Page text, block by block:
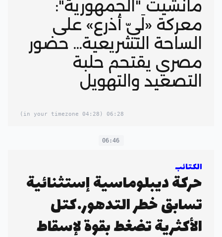
مانشيت "الجمهورية":
معركة «لَيّ أذرع» على
الساحة التشريعية... حضور
مصري يقتحم حلبة
التصعيد والتهويل
06:28
(04:28 in your timezone)
06:46
الكتائب
حركة ديبلوماسية إستثنائية
تسابق خطر التدهور…كتل
الأكثرية تضغط بقوة لإسقاط